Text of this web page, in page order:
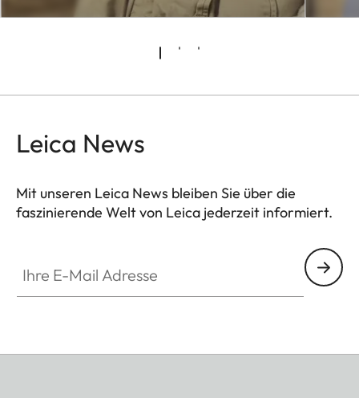
Leica News
Mit unseren Leica News bleiben Sie über die
faszinierende Welt von Leica jederzeit informiert.